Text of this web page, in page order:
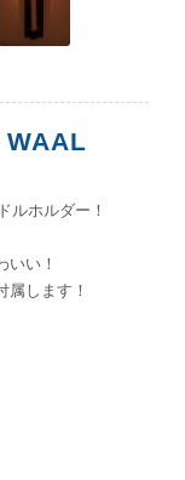
WAAL
ルホルダー！
いい！
属します！